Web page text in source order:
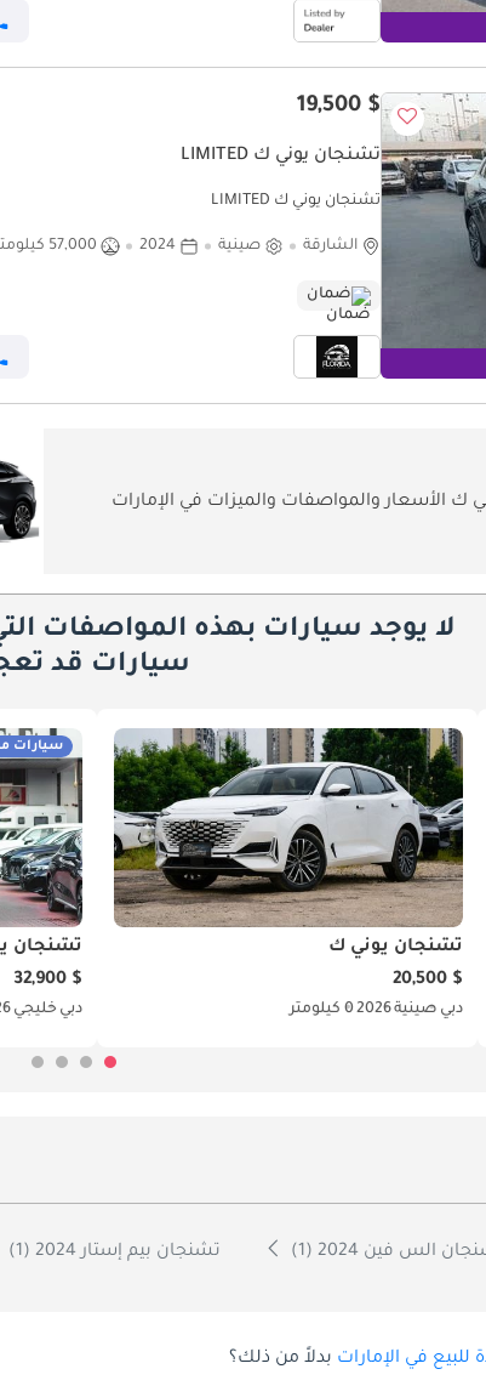
$ 19,500
تشنجان يوني ك LIMITED
تشنجان يوني ك LIMITED
الشارقة صينية 2024 57,000 كيلومتر
ضمان
والمواصفات والميزات في الإمارات
لا يوجد سيارات بهذه المواصفات
سيارات قد
تشنجان يوني ك
$ 20,500
دبي صينية20260 كيلومتر
سيارات
تشنجان
$ 32,900
دبي خليجي
الس فين 2024 (1) تشنجان بيم إستار 2024 (1)
بدلاً من ذلك؟